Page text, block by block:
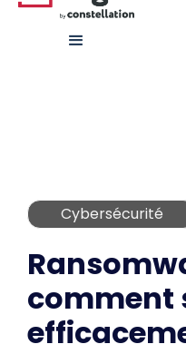
Cybersécurité
comment